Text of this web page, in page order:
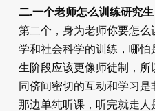
二.一个老师怎么训练研究生
第二个，身为老师你要怎
学和社会科学的训练，哪
生阶段应该更像师徒制，
同侪间密切的互动和学习
那边单纯听课，听完就走